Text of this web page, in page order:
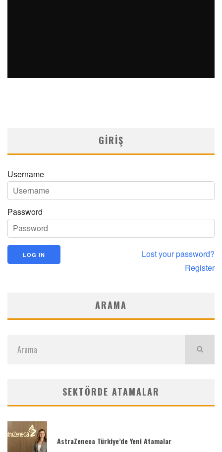
GIRIŞ
Username
Password
Lost your password?
Register
ARAMA
SEKTÖRDE ATAMALAR
AstraZeneca Türkiye’de Yeni Atamalar